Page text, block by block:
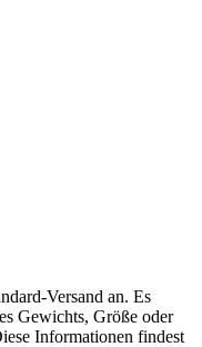
Versand an. Es
Gewichts, Größe oder
Informationen findest